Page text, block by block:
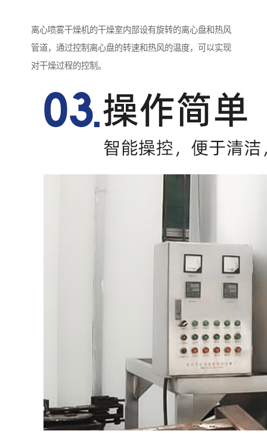
离心喷雾干燥机的干燥室内部设有旋转的离心盘和热风
管道，通过控制离心盘的转速和热风的温度，可以实现
对干燥过程的控制。